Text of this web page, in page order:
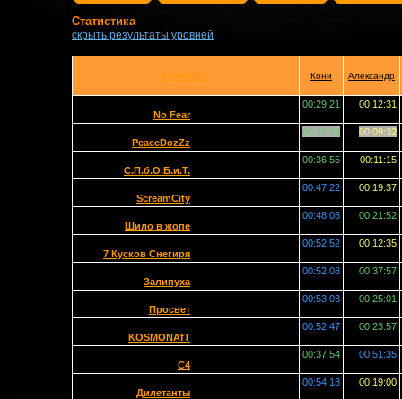
Статистика
скрыть результаты уровней
КОМАНДЫ Кони Александр
No Fear
00:29:21 00:12:31
PeaceDozZz
00:29:08 00:09:32
С.П.б.О.Б.и.Т.
00:36:55 00:11:15
ScreamCity
00:47:22 00:19:37
Шило в жопе
00:48:08 00:21:52
7 Кусков Снегиря
00:52:52 00:12:35
Залипуха
00:52:08 00:37:57
Просвет
00:53:03 00:25:01
KOSMONAfT
00:52:47 00:23:57
C4
00:37:54 00:51:35
Дилетанты
00:54:13 00:19:00